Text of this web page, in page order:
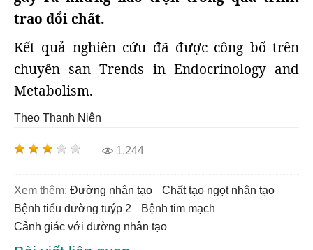
trao đổi chất.
Kết quả nghiên cứu đã được công bố trên
chuyên san Trends in Endocrinology and
Metabolism.
Theo Thanh Niên
1.244
Xem thêm: đường nhân tạo
chất tạo ngọt nhân tạo
bệnh tiểu đường tuýp 2
bệnh tim mạch
cảnh giác với đường nhân tạo